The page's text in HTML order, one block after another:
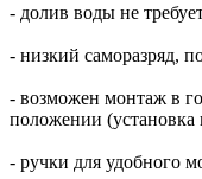
- долив воды не
- низкий саморазряд,
- возможен монтаж в
положении (установка
- ручки для удобного